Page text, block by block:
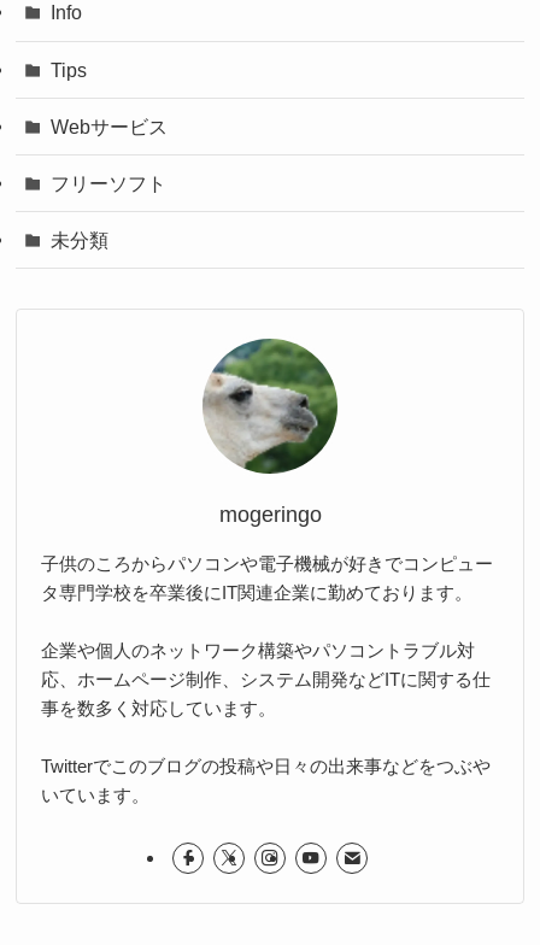
Info
Tips
Webサービス
フリーソフト
未分類
mogeringo
子供のころからパソコンや電子機械が好きでコンピュー
タ専門学校を卒業後にIT関連企業に勤めております。
企業や個人のネットワーク構築やパソコントラブル対
応、ホームページ制作、システム開発などITに関する仕
事を数多く対応しています。
Twitterでこのブログの投稿や日々の出来事などをつぶや
いています。